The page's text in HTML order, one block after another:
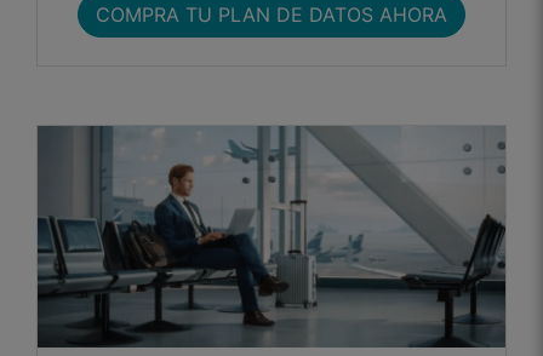
COMPRA TU PLAN DE DATOS AHORA